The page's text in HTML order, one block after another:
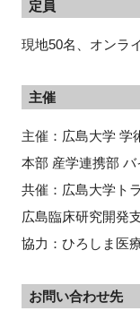
定員
現地50名、オンラ
主催
主催：広島大学 学
本部 産学連携部
共催：広島大学ト
広島臨床研究開発
協力：ひろしま医
お問い合わせ先